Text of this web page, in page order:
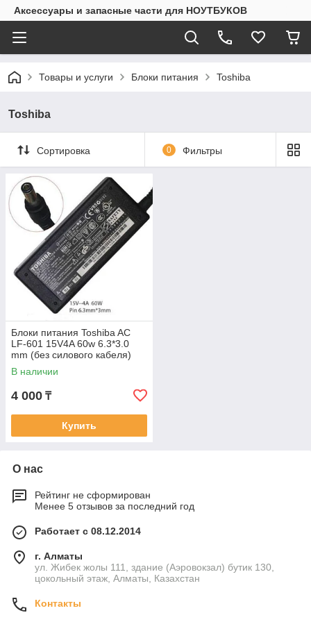
Аксессуары и запасные части для НОУТБУКОВ
Товары и услуги Блоки питания Toshiba
Toshiba
Сортировка 0 Фильтры
Блоки питания Toshiba AC
LF-601 15V4A 60w 6.3*3.0
mm (без силового кабеля)
В наличии
4 000 ₸
Купить
О нас
Рейтинг не сформирован
Менее 5 отзывов за последний год
Работает с 08.12.2014
г. Алматы
ул. Жибек жолы 111, здание (Аэровокзал) бутик 130,
цокольный этаж, Алматы, Казахстан
Контакты